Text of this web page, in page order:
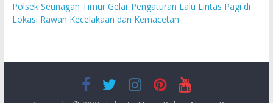
Polsek Seunagan Timur Gelar Pengaturan Lalu Lintas Pagi di
Lokasi Rawan Kecelakaan dan Kemacetan